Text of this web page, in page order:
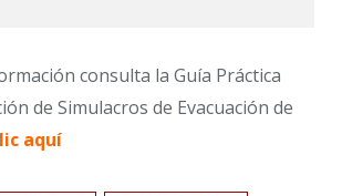
consulta la Guía Práctica
de Simulacros de Evacuación de
aquí